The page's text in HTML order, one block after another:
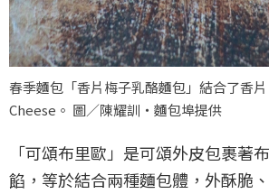
春季麵包「香片梅子乳酪麵包」結合了香
Cheese。 圖／陳耀訓・麵包埠提供
「可頌布里歐」是可頌外皮包裹著
餡，等於結合兩種麵包體，外酥脆